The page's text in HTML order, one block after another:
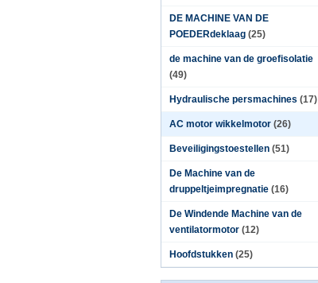
DE MACHINE VAN DE
POEDERdeklaag (25)
de machine van de groefisolatie
(49)
Hydraulische persmachines (17)
AC motor wikkelmotor (26)
Beveiligingstoestellen (51)
De Machine van de
druppeltjeimpregnatie (16)
De Windende Machine van de
ventilatormotor (12)
Hoofdstukken (25)